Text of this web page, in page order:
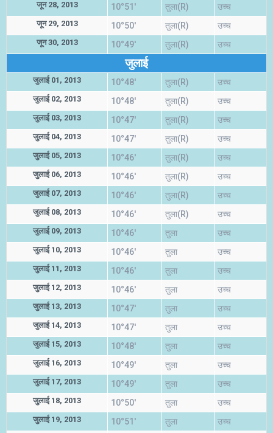
जून 28, 2013 10°51' तुला(R) उच्च
जून 29, 2013 10°50' तुला(R) उच्च
जून 30, 2013 10°49' तुला(R) उच्च
जुलाई
जुलाई 01, 2013 10°48' तुला(R) उच्च
जुलाई 02, 2013 10°48' तुला(R) उच्च
जुलाई 03, 2013 10°47' तुला(R) उच्च
जुलाई 04, 2013 10°47' तुला(R) उच्च
जुलाई 05, 2013 10°46' तुला(R) उच्च
जुलाई 06, 2013 10°46' तुला(R) उच्च
जुलाई 07, 2013 10°46' तुला(R) उच्च
जुलाई 08, 2013 10°46' तुला(R) उच्च
जुलाई 09, 2013 10°46' तुला उच्च
जुलाई 10, 2013 10°46' तुला उच्च
जुलाई 11, 2013 10°46' तुला उच्च
जुलाई 12, 2013 10°46' तुला उच्च
जुलाई 13, 2013 10°47' तुला उच्च
जुलाई 14, 2013 10°47' तुला उच्च
जुलाई 15, 2013 10°48' तुला उच्च
जुलाई 16, 2013 10°49' तुला उच्च
जुलाई 17, 2013 10°49' तुला उच्च
जुलाई 18, 2013 10°50' तुला उच्च
जुलाई 19, 2013 10°51' तुला उच्च